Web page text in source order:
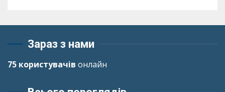
Зараз з нами
75 користувачів онлайн